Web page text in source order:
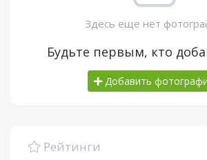
Здесь еще нет
Будьте первым, кто
Добавить
Рейтинги